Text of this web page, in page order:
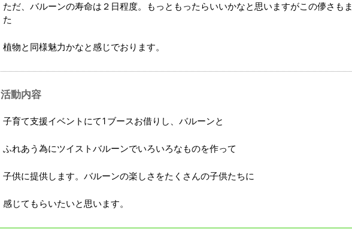
ただ、バルーンの寿命は２日程度。もっともったらいいかなと思いますがこの儚さもま
た
植物と同様魅力かなと感じでおります。
活動内容
子育て支援イベントにて1ブースお借りし、バルーンと
ふれあう為にツイストバルーンでいろいろなものを作って
子供に提供します。バルーンの楽しさをたくさんの子供たちに
感じてもらいたいと思います。